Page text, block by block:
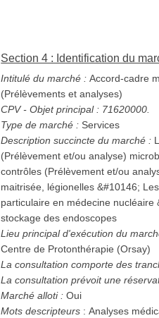
Section 4 : Identification du
Intitulé du marché : Accord-cadre
(Prélèvements et analyses)
CPV- Objet principal : 71620000.
Type de marché : Services
Description succincte du marché :
(Prélèvement et/ou analyse)
contrôles (Prélèvement et/ou
maitrisée, légionelles &#10146; Les contrôles (Prélèvement et/ou analyse) microbiologiques air/surface et comptage
particulaire en médecine nucléaire &#10146; Les contrôles (Prélèvement et/ou analyse) d'endoscopes et d'enceinte de
stockage des endoscopes
Lieu principal d'exécution du
Centre de Protonthérapie (Orsay)
La consultation comporte des
La consultation prévoit une
Marché alloti : Oui
Mots descripteurs : Analyses